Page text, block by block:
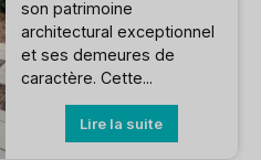
son patrimoine
architectural exceptionnel
et ses demeures de
caractère. Cette...
Lire la suite